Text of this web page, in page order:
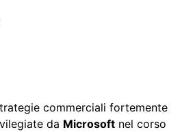
commerciali fortemente
da Microsoft nel corso